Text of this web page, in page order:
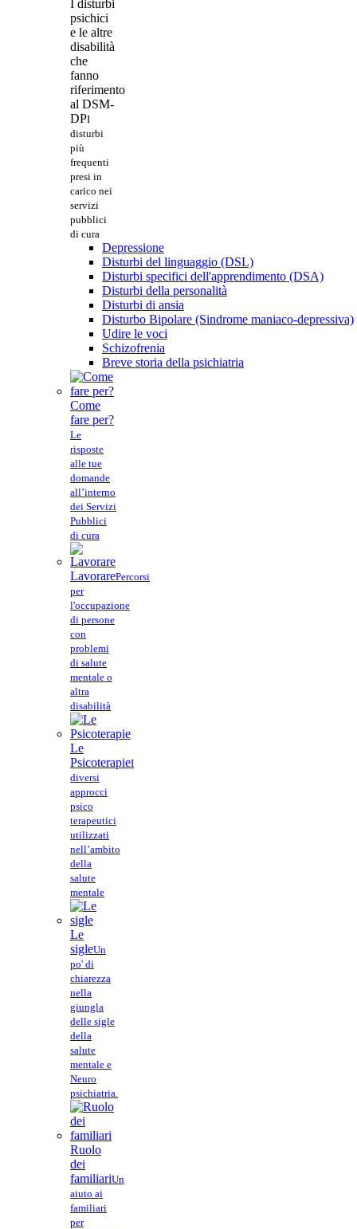
I disturbi
psichici
e le altre
disabilità
che
fanno
riferimento
al DSM-
DPI
disturbi
più
frequenti
presi in
carico nei
servizi
pubblici
di cura
Depressione
Disturbi del linguaggio (DSL)
Disturbi specifici dell'apprendimento (DSA)
Disturbi della personalità
Disturbi di ansia
Disturbo Bipolare (Sindrome maniaco-depressiva)
Udire le voci
Schizofrenia
Breve storia della psichiatria
Come
fare per?
Le
risposte
alle tue
domande
all’interno
dei Servizi
Pubblici
di cura
LavorarePercorsi
per
l'occupazione
di persone
con
problemi
di salute
mentale o
altra
disabilità
Le
PsicoterapieI
diversi
approcci
psico
terapeutici
utilizzati
nell’ambito
della
salute
mentale
Le
sigleUn
po' di
chiarezza
nella
giungla
delle sigle
della
salute
mentale e
Neuro
psichiatria.
Ruolo
dei
familiariUn
aiuto ai
familiari
per